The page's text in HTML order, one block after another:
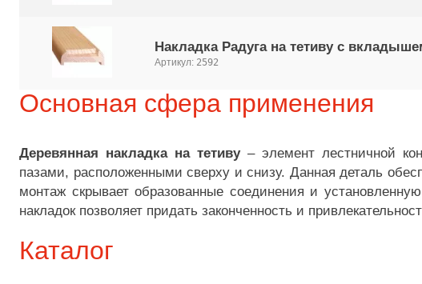
Накладка Радуга на тетиву с
Артикул: 2592
Основная сфера применения
Деревянная накладка на тетиву– элемент лестничной
пазами, расположенными сверху и снизу. Данная деталь
монтаж скрывает образованные соединения и
накладок позволяет придать законченность и
Каталог